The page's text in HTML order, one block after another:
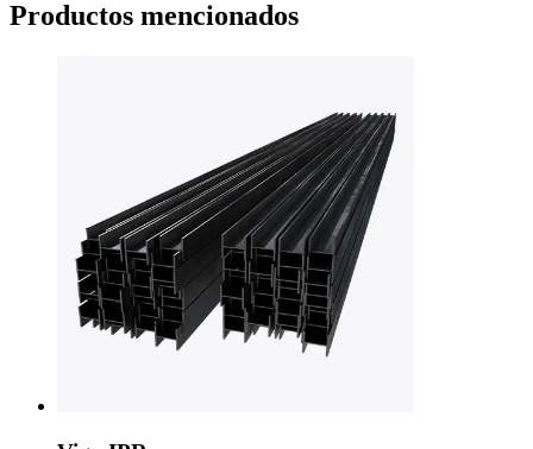
Productos mencionados